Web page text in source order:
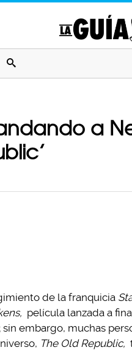
a
de la franquicia
película lanzada a
embargo, muchas
The Old Republic,